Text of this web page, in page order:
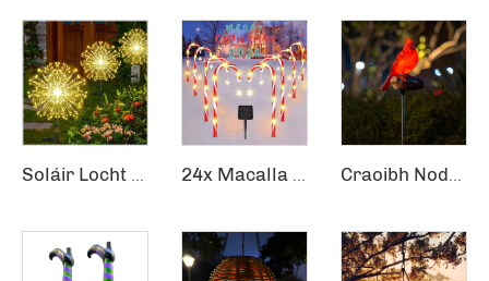
Soláir Locht Uisceofartha Faoi Thalamh Dandelion Scannán Sraith Gloine Fairies 120 LEDs 24x Macalla Cosán Nollag Solar Solar Cosán Nollag Cosán Oifigiuil Craoibh Nodlaig Christmas Bealach Solar Stake Leictreach Fhéilireach Meang Holly Ródaí Cardinal